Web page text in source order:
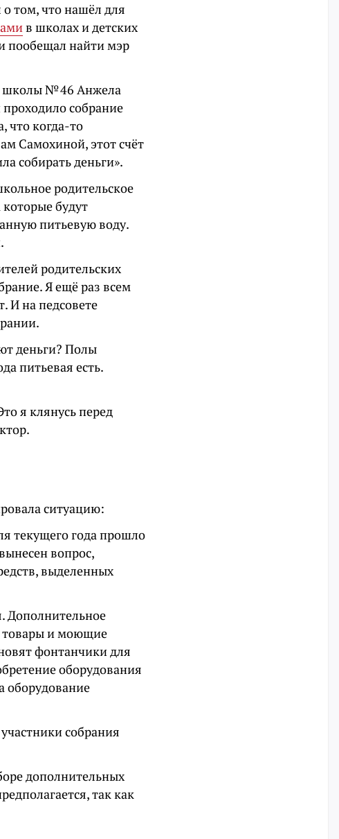
том, что нашёл для
в школах и детских
пообещал найти мэр
школы № 46 Анжела
собрание
что когда-то
Самохиной, этот счёт
собирать деньги».
родительское
будут
питьевую воду.
родительских
Я ещё раз всем
И на педсовете
деньги? Полы
питьевая есть.
я клянусь перед
ситуацию:
текущего года прошло
вопрос,
выделенных
Дополнительное
товары и моющие
фонтанчики для
оборудования
оборудование
собрания
дополнительных
так как